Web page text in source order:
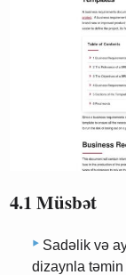
4.1 Müsbət
Sadəlik və
dizaynla